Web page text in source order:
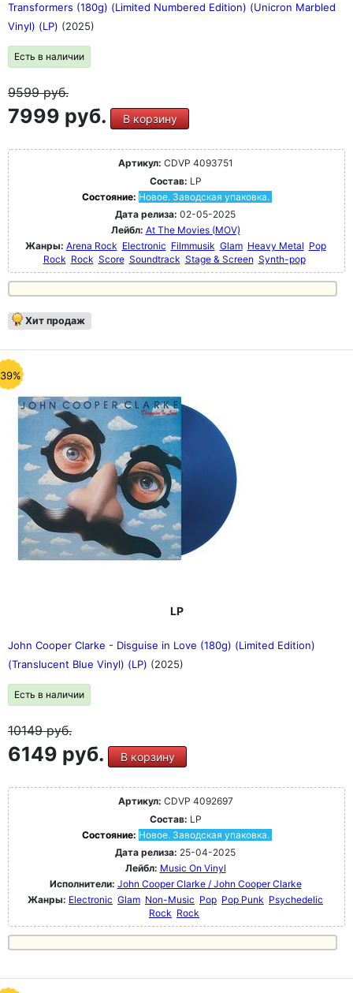
Transformers (180g) (Limited Numbered Edition) (Unicron Marbled
Vinyl) (LP) (2025)
Есть в наличии
9599руб.
7999 руб. В корзину
Артикул: CDVP 4093751
Состав: LP
Состояние: Новое. Заводская упаковка.
Дата релиза: 02-05-2025
Лейбл: At The Movies (MOV)
Жанры: Arena Rock Electronic Filmmusik Glam Heavy Metal Pop
Rock Rock Score Soundtrack Stage & Screen Synth-pop
Хит продаж
LP
John Cooper Clarke - Disguise in Love (180g) (Limited Edition)
(Translucent Blue Vinyl) (LP) (2025)
Есть в наличии
10149руб.
6149 руб. В корзину
Артикул: CDVP 4092697
Состав: LP
Состояние: Новое. Заводская упаковка.
Дата релиза: 25-04-2025
Лейбл: Music On Vinyl
Исполнители: John Cooper Clarke / John Cooper Clarke
Жанры: Electronic Glam Non-Music Pop Pop Punk Psychedelic
Rock Rock